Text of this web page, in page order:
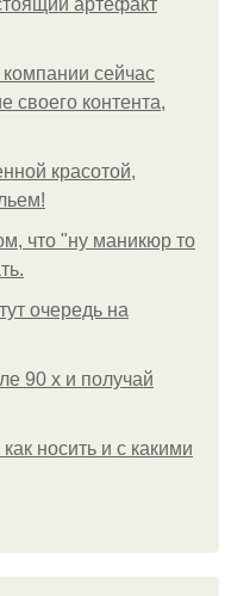
артефакт
компании сейчас
своего контента,
красотой,
что "ну маникюр то
очередь на
90 х и получай
носить и с какими